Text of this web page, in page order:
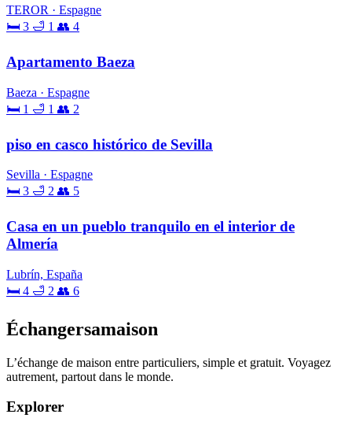
TEROR · Espagne
🛏 3 🛁 1 👥 4
Apartamento Baeza
Baeza · Espagne
🛏 1 🛁 1 👥 2
piso en casco histórico de Sevilla
Sevilla · Espagne
🛏 3 🛁 2 👥 5
Casa en un pueblo tranquilo en el interior de
Almería
Lubrín, España
🛏 4 🛁 2 👥 6
Échangersamaison
L’échange de maison entre particuliers, simple et gratuit. Voyagez
autrement, partout dans le monde.
Explorer